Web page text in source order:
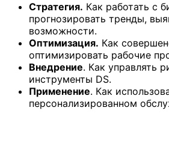
Стратегия. Как работать с
прогнозировать тренды,
возможности.
Оптимизация. Как
оптимизировать рабочие
Внедрение. Как управлять
инструменты DS.
Применение. Как
персонализированном